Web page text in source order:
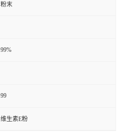
粉末
99%
99
维生素E粉